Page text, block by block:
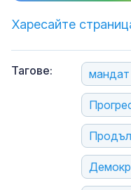
Харесайте
Тагове: мандат